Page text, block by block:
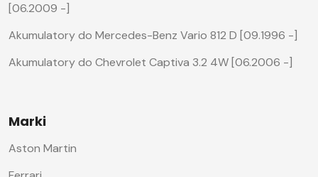
[06.2009 -]
Akumulatory do Mercedes-Benz Vario 812 D [09.1996 -]
Akumulatory do Chevrolet Captiva 3.2 4W [06.2006 -]
Marki
Aston Martin